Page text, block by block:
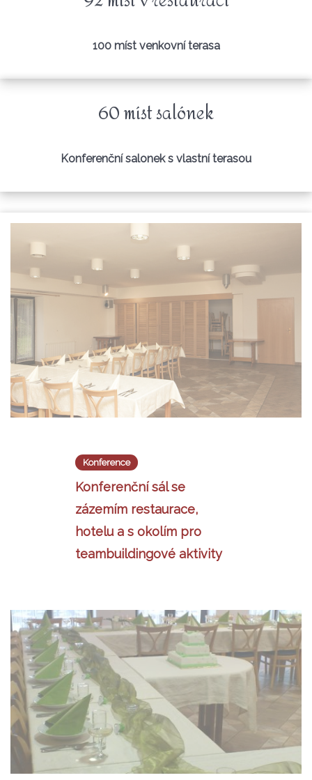
100 míst venkovní terasa
60 míst salónek
Konferenční salonek s vlastní terasou
Konference
Konferenční sál se
zázemím restaurace,
hotelu a s okolím pro
teambuildingové aktivity